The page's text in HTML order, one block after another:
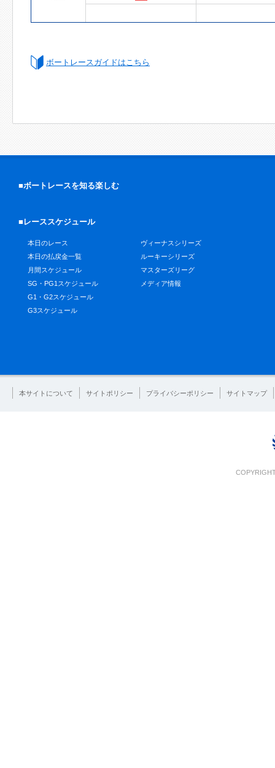
ボートレースガイドはこちら
■ボートレースを知る楽しむ
■レーススケジュール
本日のレース
本日の払戻金一覧
月間スケジュール
SG・PG1スケジュール
G1・G2スケジュール
G3スケジュール
ヴィーナスシリーズ
ルーキーシリーズ
マスターズリーグ
メディア情報
本サイトについて サイトポリシー プライバシーポリシー サイトマップ